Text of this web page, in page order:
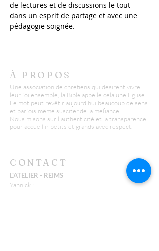
de lectures et de discussions le tout
dans un esprit de partage et avec une
pédagogie soignée.
À PROPOS
Une association de chrétiens qui désirent vivre
leur foi ensemble, la Bible appelle cela une Eglise.
Le mot peut revêtir aujourd'hui beaucoup de sens
et parfois même susciter de la méfiance.
Nous misons sur l'authenticité et la transparence
pour accueillir petits et grands avec respect.
CONTACT
L'ATELIER - REIMS
Yannick :